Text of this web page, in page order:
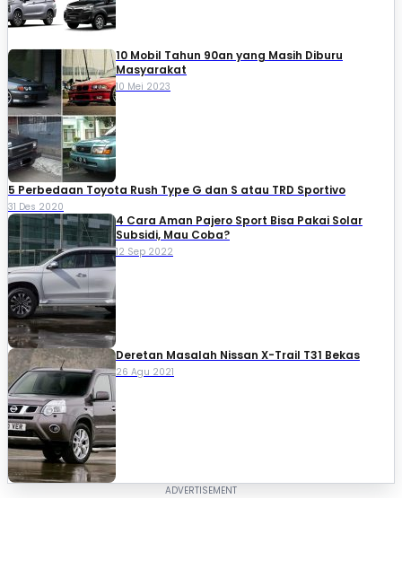
10 Mobil Tahun 90an yang Masih Diburu
Masyarakat
10 Mei 2023
5 Perbedaan Toyota Rush Type G dan S atau TRD Sportivo
31 Des 2020
4 Cara Aman Pajero Sport Bisa Pakai Solar
Subsidi, Mau Coba?
12 Sep 2022
Deretan Masalah Nissan X-Trail T31 Bekas
26 Agu 2021